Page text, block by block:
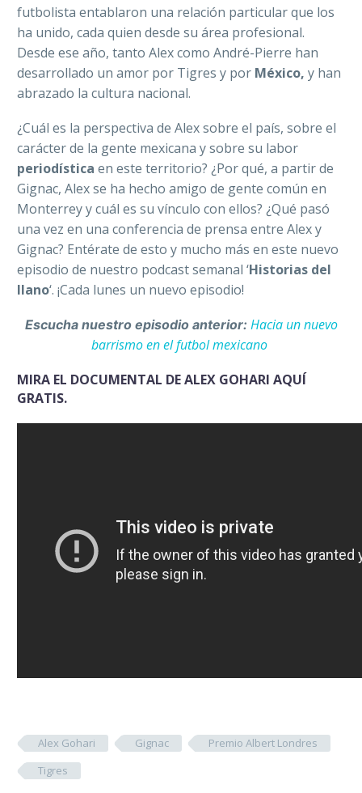
futbolista entablaron una relación particular que los
ha unido, cada quien desde su área profesional.
Desde ese año, tanto Alex como André-Pierre han
desarrollado un amor por Tigres y por México, y han
abrazado la cultura nacional.
¿Cuál es la perspectiva de Alex sobre el país, sobre el
carácter de la gente mexicana y sobre su labor
periodística en este territorio? ¿Por qué, a partir de
Gignac, Alex se ha hecho amigo de gente común en
Monterrey y cuál es su vínculo con ellos? ¿Qué pasó
una vez en una conferencia de prensa entre Alex y
Gignac? Entérate de esto y mucho más en este nuevo
episodio de nuestro podcast semanal ‘Historias del
llano‘. ¡Cada lunes un nuevo episodio!
Escucha nuestro episodio anterior: Hacia un nuevo
barrismo en el futbol mexicano
MIRA EL DOCUMENTAL DE ALEX GOHARI AQUÍ
GRATIS.
Alex Gohari Gignac
Premio Albert Londres
Tigres